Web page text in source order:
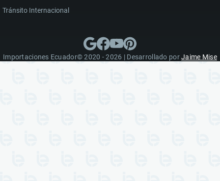
Tránsito Internacional
Importaciones Ecuador© 2020 - 2026 | Desarrollado porJaime Mise